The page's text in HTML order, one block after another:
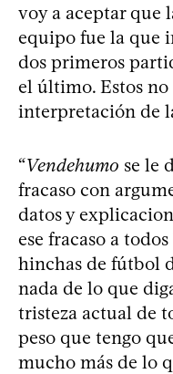
voy a aceptar que
equipo fue la que
dos primeros
el último. Estos no
interpretación de
“Vendehumo se le
fracaso con
datos y
ese fracaso a
hinchas de fútbol
nada de lo que
tristeza actual de
peso que tengo
mucho más de lo